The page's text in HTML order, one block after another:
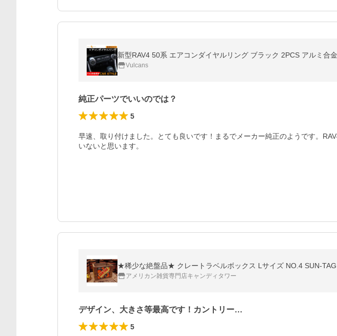
Vulcans
純正パーツでいいのでは？
5
早速、取り付けました。とても良いです！まるでメーカー純正のようです。
いないと思います。
★稀少な絶盤品★ クレートラベルボックス Lサイズ NO.4 SUN-
アメリカン雑貨専門店キャンディタワー
デザイン、大きさ等最高です！カントリー…
5